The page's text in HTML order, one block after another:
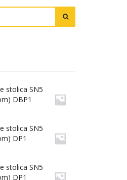
stolica SN5
DBP1
stolica SN5
DP1
stolica SN5
DP1